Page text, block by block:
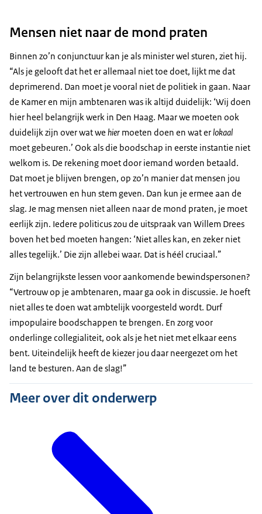
Mensen niet naar de mond praten
Binnen zo’n conjunctuur kan je als minister wel sturen, ziet hij.
“Als je gelooft dat het er allemaal niet toe doet, lijkt me dat
deprimerend. Dan moet je vooral niet de politiek in gaan. Naar
de Kamer en mijn ambtenaren was ik altijd duidelijk: ‘Wij doen
hier heel belangrijk werk in Den Haag. Maar we moeten ook
duidelijk zijn over wat we hier moeten doen en wat erlokaal
moet gebeuren.’ Ook als die boodschap in eerste instantie niet
welkom is. De rekening moet door iemand worden betaald.
Dat moet je blijven brengen, op zo’n manier dat mensen jou
het vertrouwen en hun stem geven. Dan kun je ermee aan de
slag. Je mag mensen niet alleen naar de mond praten, je moet
eerlijk zijn. Iedere politicus zou de uitspraak van Willem Drees
boven het bed moeten hangen: ‘Niet alles kan, en zeker niet
alles tegelijk.’ Die zijn allebei waar. Dat is héél cruciaal.”
Zijn belangrijkste lessen voor aankomende bewindspersonen?
“Vertrouw op je ambtenaren, maar ga ook in discussie. Je hoeft
niet alles te doen wat ambtelijk voorgesteld wordt. Durf
impopulaire boodschappen te brengen. En zorg voor
onderlinge collegialiteit, ook als je het niet met elkaar eens
bent. Uiteindelijk heeft de kiezer jou daar neergezet om het
land te besturen. Aan de slag!”
Meer over dit onderwerp